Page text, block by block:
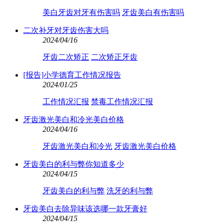
美白牙齿对牙有伤害吗 牙齿美白有伤害吗
二次补牙对牙齿伤害大吗
2024/04/16
牙齿二次矫正 二次矫正牙齿
[报告]小学德育工作情况报告
2024/01/25
工作情况汇报 禁毒工作情况汇报
牙齿激光美白和冷光美白价格
2024/04/16
牙齿激光美白和冷光 牙齿激光美白价格
牙齿美白的利与弊你知道多少
2024/04/15
牙齿美白的利与弊 洗牙的利与弊
牙齿美白去除异味该选哪一款牙膏好
2024/04/15